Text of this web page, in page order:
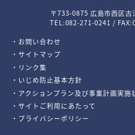
〒733-0875 広島市西区
TEL:082-271-0241 /
・お問い合わせ
・サイトマップ
・リンク集
・いじめ防止基本方針
・アクションプラン及び事業計画実施
・サイトご利用にあたって
・プライバシーポリシー